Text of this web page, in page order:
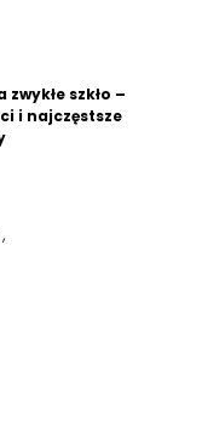
zwykłe szkło –
i najczęstsze
,